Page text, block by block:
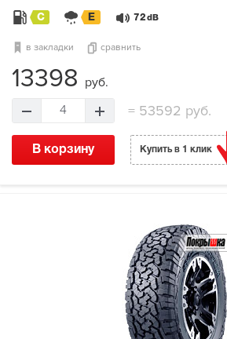
C E 72 dB
в закладки сравнить
13398 руб.
4 =53592 руб.
В корзину Купить в 1 клик